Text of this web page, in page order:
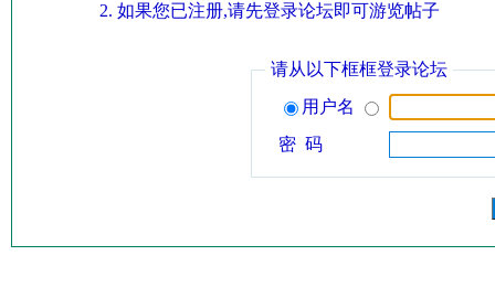
如果您已注册,请先登录论坛即可游览帖子
请从以下框框登录论坛
用户名
密 码